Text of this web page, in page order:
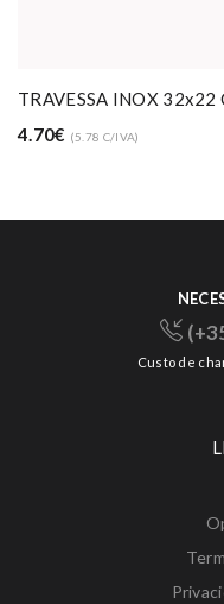
TRAVESSA INOX 32x22
4.70€ (5.78 C/IVA)
Custo de